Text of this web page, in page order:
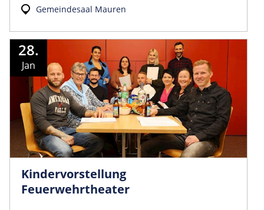
Gemeindesaal Mauren
28.
Jan
Kindervorstellung
Feuerwehrtheater